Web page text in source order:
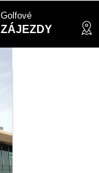
Golfové
ZÁJEZDY